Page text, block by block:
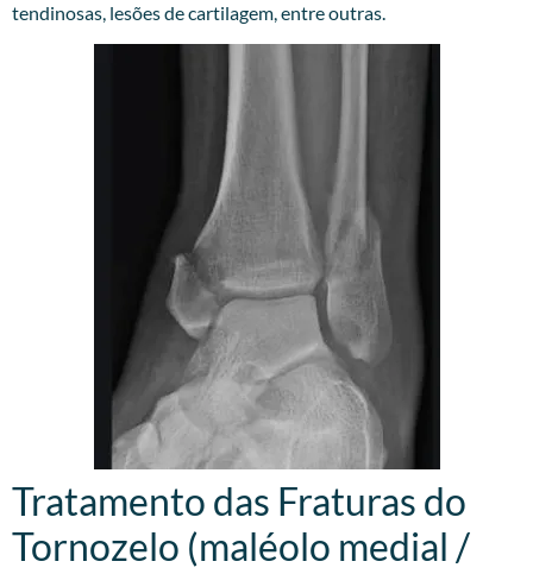
tendinosas, lesões de cartilagem, entre outras.
Tratamento das Fraturas do
Tornozelo (maléolo medial /